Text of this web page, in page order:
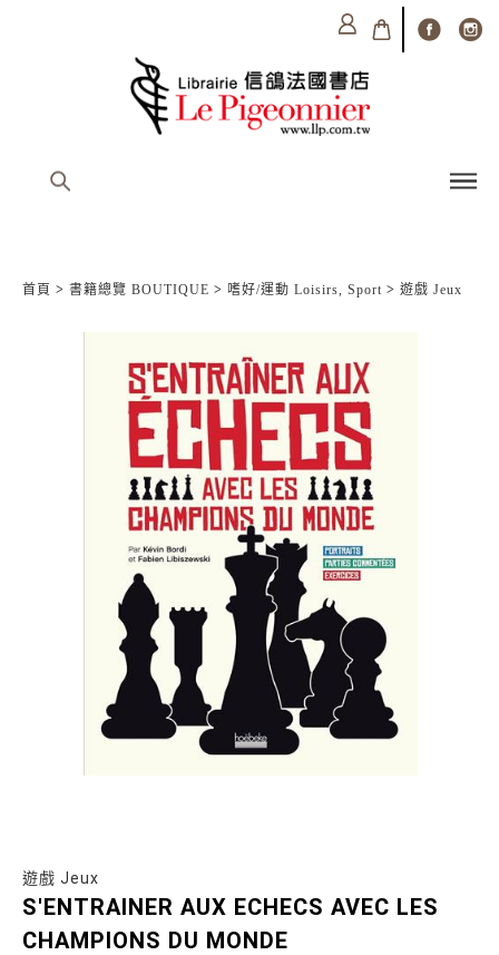
首頁 > 書籍總覽 BOUTIQUE > 嗜好/運動 Loisirs, Sport > 遊戲 Jeux
遊戲 Jeux
S'ENTRAINER AUX ECHECS AVEC LES
CHAMPIONS DU MONDE